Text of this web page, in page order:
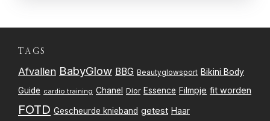
TAGS
Afvallen BabyGlow BBG Beautyglowsport Bikini Body
Guide cardio training Chanel Dior Essence Filmpje fit worden
FOTD Gescheurde knieband getest Haar